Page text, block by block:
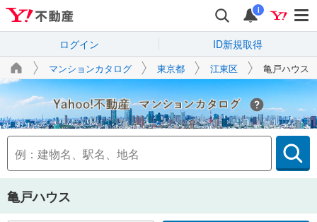
i
ログイン ID新規取得
マンションカタログ 東京都 江東区 亀戸ハウス
Yahoo!不動産
亀戸ハウス